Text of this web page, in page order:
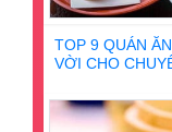
TOP 9 QUÁN
VỜI CHO